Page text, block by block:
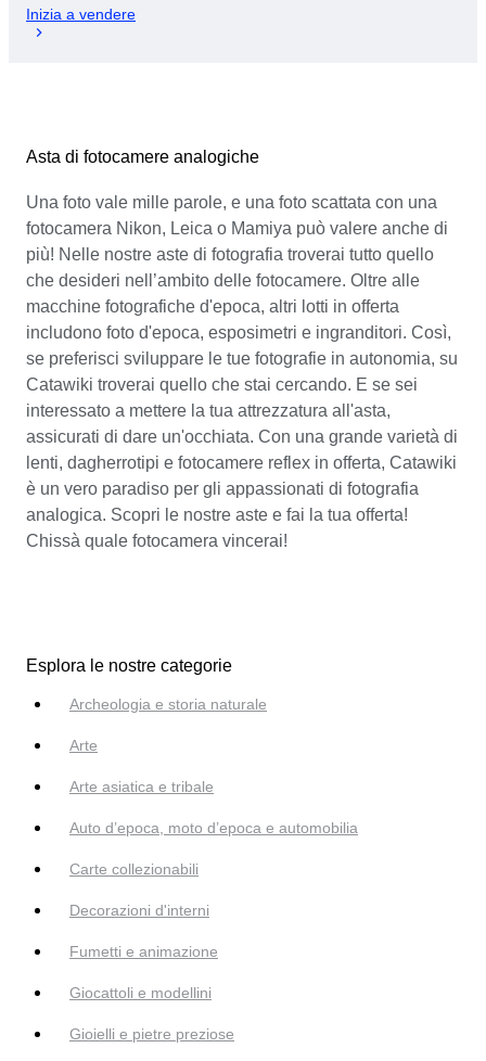
Inizia a vendere
Asta di fotocamere analogiche
Una foto vale mille parole, e una foto scattata con una
fotocamera Nikon, Leica o Mamiya può valere anche di
più! Nelle nostre aste di fotografia troverai tutto quello
che desideri nell’ambito delle fotocamere. Oltre alle
macchine fotografiche d'epoca, altri lotti in offerta
includono foto d'epoca, esposimetri e ingranditori. Così,
se preferisci sviluppare le tue fotografie in autonomia, su
Catawiki troverai quello che stai cercando. E se sei
interessato a mettere la tua attrezzatura all'asta,
assicurati di dare un'occhiata. Con una grande varietà di
lenti, dagherrotipi e fotocamere reflex in offerta, Catawiki
è un vero paradiso per gli appassionati di fotografia
analogica. Scopri le nostre aste e fai la tua offerta!
Chissà quale fotocamera vincerai!
Esplora le nostre categorie
Archeologia e storia naturale
Arte
Arte asiatica e tribale
Auto d’epoca, moto d’epoca e automobilia
Carte collezionabili
Decorazioni d'interni
Fumetti e animazione
Giocattoli e modellini
Gioielli e pietre preziose